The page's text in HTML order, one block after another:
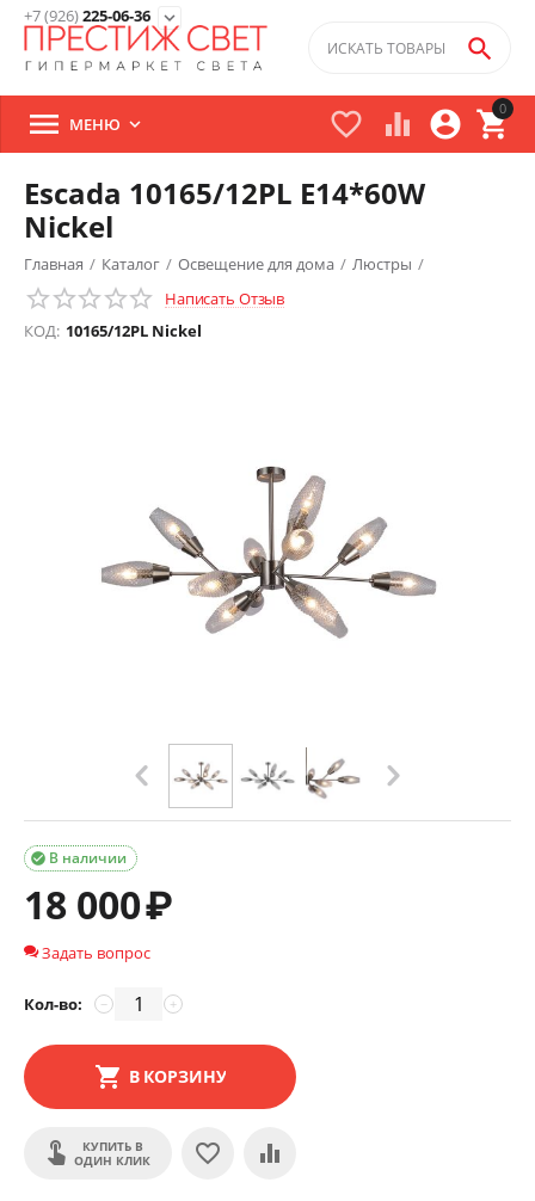
+7 (926)225-06-36 expand_more
0


 

 МЕНЮ 
Escada 10165/12PL E14*60W
Nickel
Главная / Каталог / Освещение для дома / Люстры /
Потолочные люстры /
Написать Отзыв
КОД: 10165/12PL Nickel
В наличии

18 000₽
Задать вопрос
Кол-во: +
−
В КОРЗИНУ
КУПИТЬ В
ОДИН КЛИК